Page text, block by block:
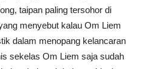
taipan paling tersohor di
menyebut kalau Om Liem
dalam menopang kelancaran
sekelas Om Liem saja sudah